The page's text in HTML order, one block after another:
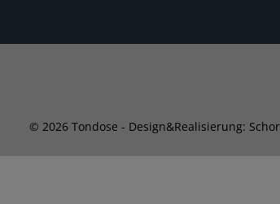
© 2026 Tondose - Design&Realisierung: